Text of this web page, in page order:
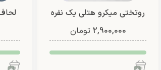
روتختی میکرو هتلی یک نفره
دو رو (طرح 1)
2,900,000 تومان